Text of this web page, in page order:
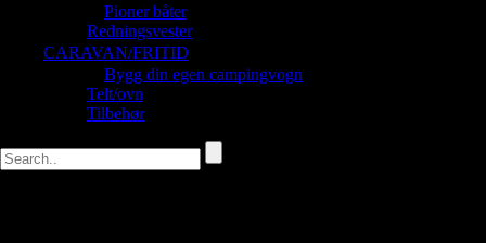
Pioner båter
Redningsvester
CARAVAN/FRITID
Bygg din egen campingvogn
Telt/ovn
Tilbehør